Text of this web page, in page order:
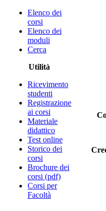
Elenco dei
corsi
Elenco dei
moduli
Cerca
Utilità
Ricevimento
studenti
Registrazione
ai corsi
Materiale
didattico
Test online
Storico dei
corsi
Brochure dei
corsi (pdf)
Corsi per
Facoltà